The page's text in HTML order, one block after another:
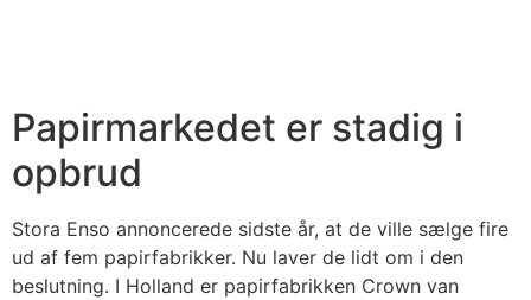
Papirmarkedet er stadig i
opbrud
Stora Enso annoncerede sidste år, at de ville sælge fire
ud af fem papirfabrikker. Nu laver de lidt om i den
beslutning. I Holland er papirfabrikken Crown van